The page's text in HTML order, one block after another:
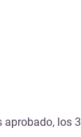
los